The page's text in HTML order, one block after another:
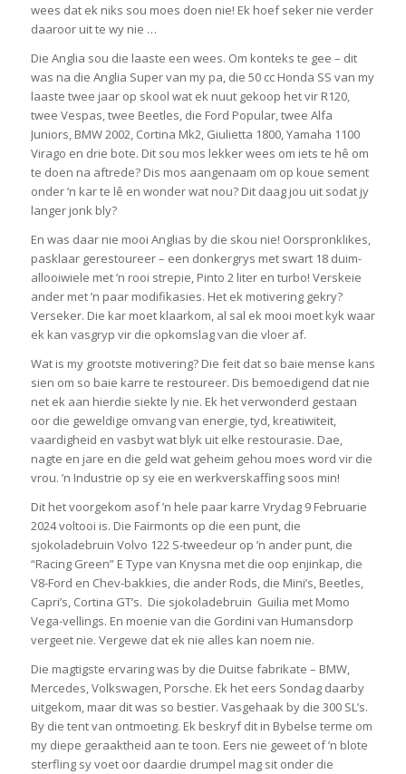
wees dat ek niks sou moes doen nie! Ek hoef seker nie verder
daaroor uit te wy nie …
Die Anglia sou die laaste een wees. Om konteks te gee – dit
was na die Anglia Super van my pa, die 50 cc Honda SS van my
laaste twee jaar op skool wat ek nuut gekoop het vir R120,
twee Vespas, twee Beetles, die Ford Popular, twee Alfa
Juniors, BMW 2002, Cortina Mk2, Giulietta 1800, Yamaha 1100
Virago en drie bote. Dit sou mos lekker wees om iets te hê om
te doen na aftrede? Dis mos aangenaam om op koue sement
onder ’n kar te lê en wonder wat nou? Dit daag jou uit sodat jy
langer jonk bly?
En was daar nie mooi Anglias by die skou nie! Oorspronklikes,
pasklaar gerestoureer – een donkergrys met swart 18 duim-
allooiwiele met ’n rooi strepie, Pinto 2 liter en turbo! Verskeie
ander met ’n paar modifikasies. Het ek motivering gekry?
Verseker. Die kar moet klaarkom, al sal ek mooi moet kyk waar
ek kan vasgryp vir die opkomslag van die vloer af.
Wat is my grootste motivering? Die feit dat so baie mense kans
sien om so baie karre te restoureer. Dis bemoedigend dat nie
net ek aan hierdie siekte ly nie. Ek het verwonderd gestaan
oor die geweldige omvang van energie, tyd, kreatiwiteit,
vaardigheid en vasbyt wat blyk uit elke restourasie. Dae,
nagte en jare en die geld wat geheim gehou moes word vir die
vrou. ’n Industrie op sy eie en werkverskaffing soos min!
Dit het voorgekom asof ’n hele paar karre Vrydag 9 Februarie
2024 voltooi is. Die Fairmonts op die een punt, die
sjokoladebruin Volvo 122 S-tweedeur op ’n ander punt, die
“Racing Green” E Type van Knysna met die oop enjinkap, die
V8-Ford en Chev-bakkies, die ander Rods, die Mini’s, Beetles,
Capri’s, Cortina GT’s. Die sjokoladebruin Guilia met Momo
Vega-vellings. En moenie van die Gordini van Humansdorp
vergeet nie. Vergewe dat ek nie alles kan noem nie.
Die magtigste ervaring was by die Duitse fabrikate – BMW,
Mercedes, Volkswagen, Porsche. Ek het eers Sondag daarby
uitgekom, maar dit was so bestier. Vasgehaak by die 300 SL’s.
By die tent van ontmoeting. Ek beskryf dit in Bybelse terme om
my diepe geraaktheid aan te toon. Eers nie geweet of ’n blote
sterfling sy voet oor daardie drumpel mag sit onder die